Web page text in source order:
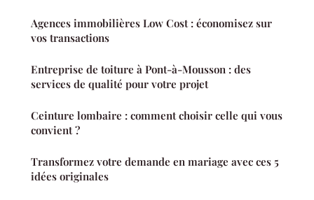
Agences immobilières Low Cost : économisez sur
vos transactions
Entreprise de toiture à Pont-à-Mousson : des
services de qualité pour votre projet
Ceinture lombaire : comment choisir celle qui vous
convient ?
Transformez votre demande en mariage avec ces 5
idées originales